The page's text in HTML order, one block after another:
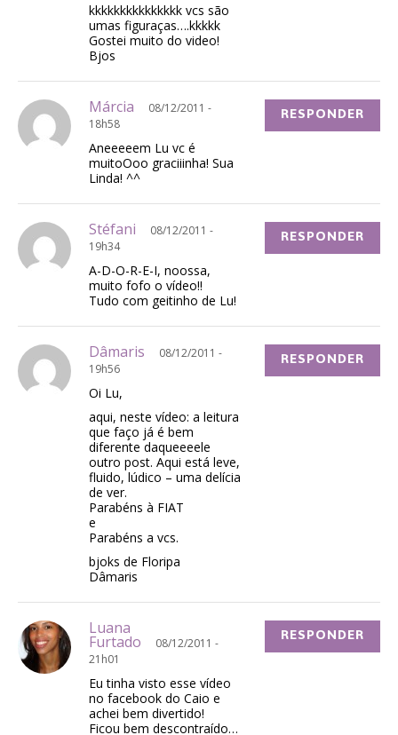
kkkkkkkkkkkkkkk vcs são
umas figuraças….kkkkk
Gostei muito do video!
Bjos
Márcia
08/12/2011 -
18h58
Aneeeeem Lu vc é
muitoOoo graciiinha! Sua
Linda! ^^
RESPONDER
Stéfani
08/12/2011 -
19h34
A-D-O-R-E-I, noossa,
muito fofo o vídeo!!
Tudo com geitinho de Lu!
RESPONDER
Dâmaris
08/12/2011 -
19h56
Oi Lu,
aqui, neste vídeo: a leitura
que faço já é bem
diferente daqueeeele
outro post. Aqui está leve,
fluido, lúdico – uma delícia
de ver.
Parabéns à FIAT
e
Parabéns a vcs.
bjoks de Floripa
Dâmaris
RESPONDER
Luana
Furtado
08/12/2011 -
21h01
Eu tinha visto esse vídeo
no facebook do Caio e
achei bem divertido!
Ficou bem descontraído…
RESPONDER